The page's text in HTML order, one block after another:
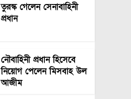
তুরস্ক গেলেন সেনাবাহিনী
প্রধান
নৌবাহিনী প্রধান হিসেবে
নিয়োগ পেলেন মিসবাহ উল
আজীম